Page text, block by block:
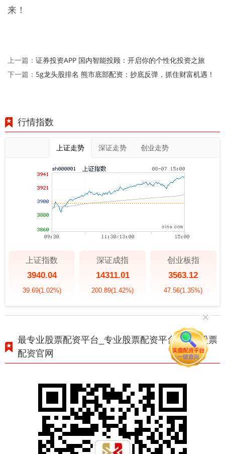
来！
上一篇： 证券投资APP 国内智能投顾：开启你的个性化投资之旅
下一篇： 5g龙头股排名 熊市底部配资：抄底反弹，抓住财富机遇！
行情指数
上证走势 深证走势 创业走势
上证指数
3940.04
39.69(1.02%)
深证成指
14311.01
200.89(1.42%)
创业板指
3563.12
47.56(1.35%)
最专业股票配资平台_专业股票配资平台_专业股票
配资官网